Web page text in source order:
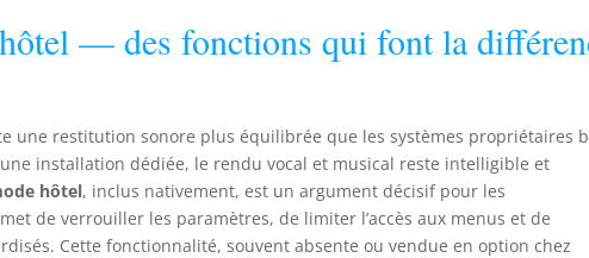
— des fonctions qui font la
une restitution sonore plus équilibrée que les systèmes propriétaires
installation dédiée, le rendu vocal et musical reste intelligible et
hôtel, inclus nativement, est un argument décisif pour les
de verrouiller les paramètres, de limiter l’accès aux menus et de
Cette fonctionnalité, souvent absente ou vendue en option chez